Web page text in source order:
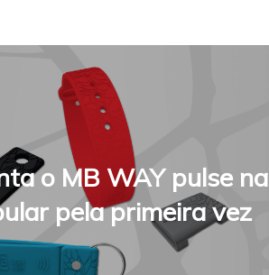
o MB WAY pulse na
pela primeira vez